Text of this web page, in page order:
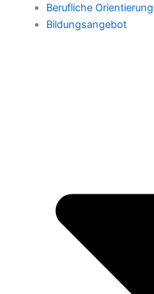
Berufliche Orientierung
Bildungsangebot